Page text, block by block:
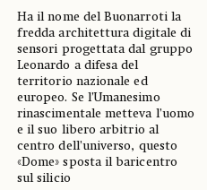
Ha il nome del Buonarroti la
fredda architettura digitale di
sensori progettata dal gruppo
Leonardo a difesa del
territorio nazionale ed
europeo. Se l’Umanesimo
rinascimentale metteva l’uomo
e il suo libero arbitrio al
centro dell’universo, questo
«Dome» sposta il baricentro
sul silicio